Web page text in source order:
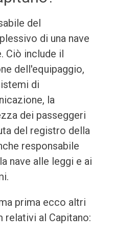
del
di una nave
Ciò include il
dell'equipaggio,
di
la
dei passeggeri
del registro della
responsabile
nave alle leggi e ai
prima ecco altri
relativi al Capitano: